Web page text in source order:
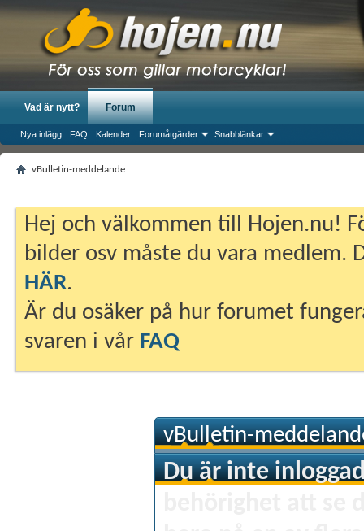
Vad är nytt? Forum
Nya inlägg FAQ Kalender Forumåtgärder Snabblänkar
vBulletin-meddelande
Hej och välkommen till Hojen.nu!
bilder osv måste du vara medlem.
HÄR.
Är du osäker på hur forumet
svaren i vår FAQ
vBulletin-
Du är inte